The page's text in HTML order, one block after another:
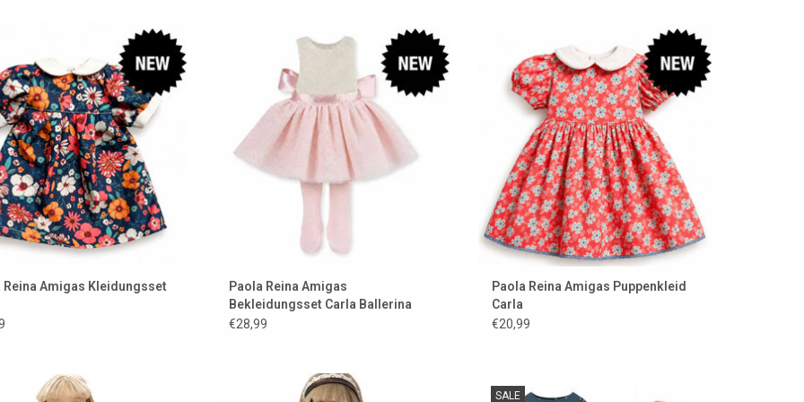
für die Amigas-Puppen
WARENKORB HINZUFÜGEN
Reina Amigas Kleidungsset
Kleidungsset für die Amigas-Puppen
ZUM WARENKORB HINZUFÜGEN
Paola Reina Amigas
Bekleidungsset Carla Ballerina
€28,99
Kleidungsset für die Amigas-Puppen
ZUM WARENKORB HINZUFÜGEN
Paola Reina Amigas Puppenkleid
Carla
€20,99
für die Amigas-Puppen
Wunderschönes Samtkleid von Minikane
für die Amigas-Puppen
SALE
Reina